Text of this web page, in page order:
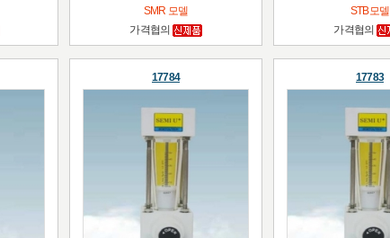
SMR 모델
가격협의
STB모델
가격협의
17784 17783